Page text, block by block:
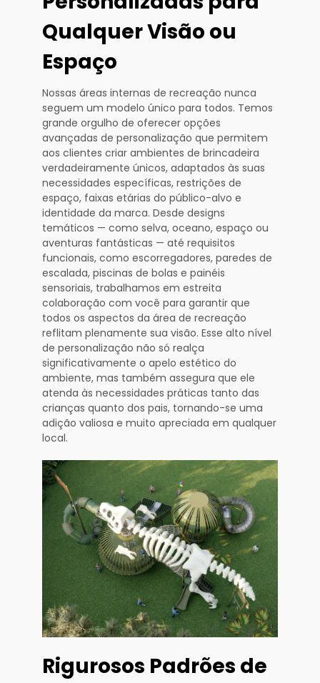
Qualquer Visão ou
Espaço
Nossas áreas internas de recreação nunca
seguem um modelo único para todos. Temos
grande orgulho de oferecer opções
avançadas de personalização que permitem
aos clientes criar ambientes de brincadeira
verdadeiramente únicos, adaptados às suas
necessidades específicas, restrições de
espaço, faixas etárias do público-alvo e
identidade da marca. Desde designs
temáticos — como selva, oceano, espaço ou
aventuras fantásticas — até requisitos
funcionais, como escorregadores, paredes de
escalada, piscinas de bolas e painéis
sensoriais, trabalhamos em estreita
colaboração com você para garantir que
todos os aspectos da área de recreação
reflitam plenamente sua visão. Esse alto nível
de personalização não só realça
significativamente o apelo estético do
ambiente, mas também assegura que ele
atenda às necessidades práticas tanto das
crianças quanto dos pais, tornando-se uma
adição valiosa e muito apreciada em qualquer
local.
Rigurosos Padrões de